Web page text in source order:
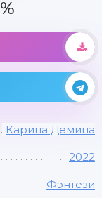
Карина Демина
2022
Фэнтези